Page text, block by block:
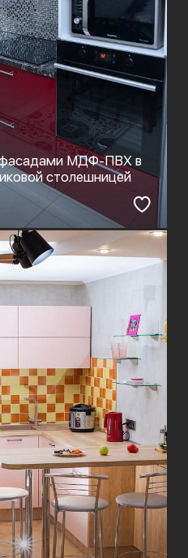
фасадами МДФ-ПВХ в
столешницей